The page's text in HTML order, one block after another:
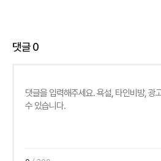
댓글0